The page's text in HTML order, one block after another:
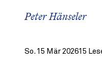
Peter Hänseler
So. 15 Mär 202615